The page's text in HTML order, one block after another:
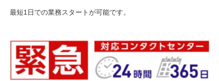
最短1日での業務スタートが可能です。